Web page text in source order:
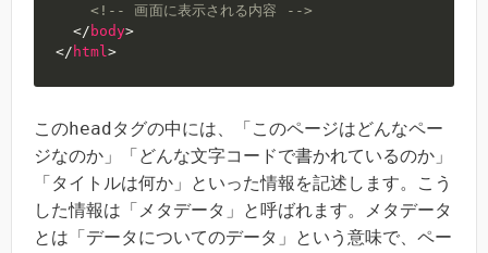
<!-- 画面に表示される内容 -->
</ body>
</ html>
このheadタグの中には、「このページはどんなペー
ジなのか」「どんな文字コードで書かれているのか」
「タイトルは何か」といった情報を記述します。こう
した情報は「メタデータ」と呼ばれます。メタデータ
とは「データについてのデータ」という意味で、ペー